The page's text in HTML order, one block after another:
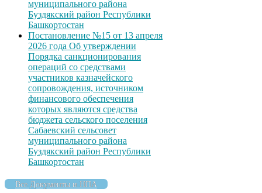
муниципального района
Буздякский район Республики
Башкортостан
Постановление №15 от 13 апреля
2026 года Об утверждении
Порядка санкционирования
операций со средствами
участников казначейского
сопровождения, источником
финансового обеспечения
которых являются средства
бюджета сельского поселения
Сабаевский сельсовет
муниципального района
Буздякский район Республики
Башкортостан
Все Документы и НПА